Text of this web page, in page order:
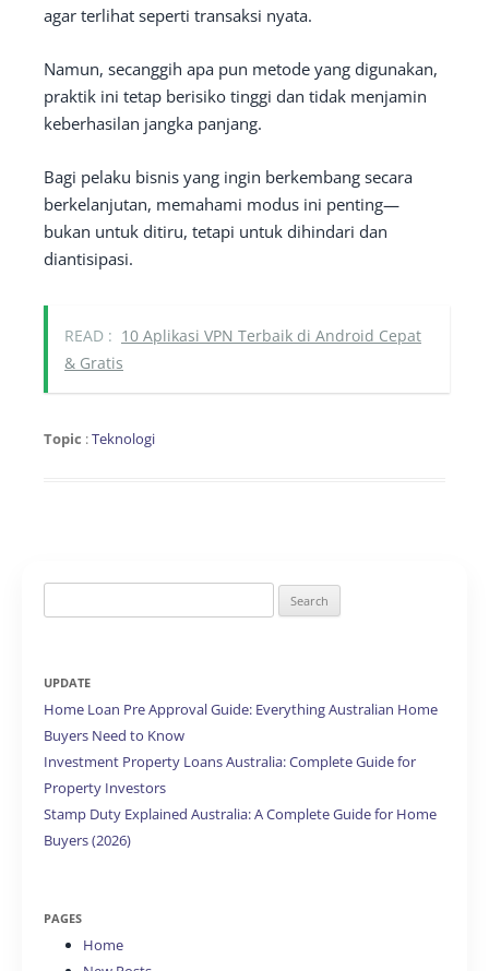
agar terlihat seperti transaksi nyata.
Namun, secanggih apa pun metode yang digunakan,
praktik ini tetap berisiko tinggi dan tidak menjamin
keberhasilan jangka panjang.
Bagi pelaku bisnis yang ingin berkembang secara
berkelanjutan, memahami modus ini penting—
bukan untuk ditiru, tetapi untuk dihindari dan
diantisipasi.
READ : 10 Aplikasi VPN Terbaik di Android Cepat
& Gratis
Topic :Teknologi
for:
UPDATE
Home Loan Pre Approval Guide: Everything Australian Home
Buyers Need to Know
Investment Property Loans Australia: Complete Guide for
Property Investors
Stamp Duty Explained Australia: A Complete Guide for Home
Buyers (2026)
PAGES
Home